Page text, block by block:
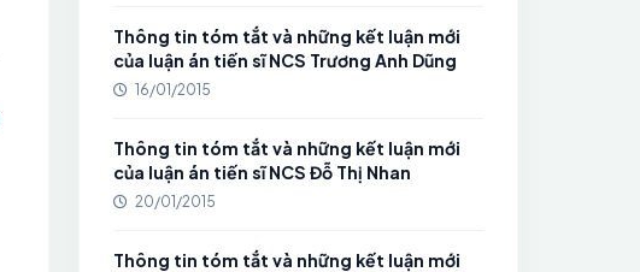
Thông tin tóm tắt và những kết luận mới
của luận án tiến sĩ NCS Trương Anh Dũng
16/01/2015
Thông tin tóm tắt và những kết luận mới
của luận án tiến sĩ NCS Đỗ Thị Nhan
20/01/2015
Thông tin tóm tắt và những kết luận mới